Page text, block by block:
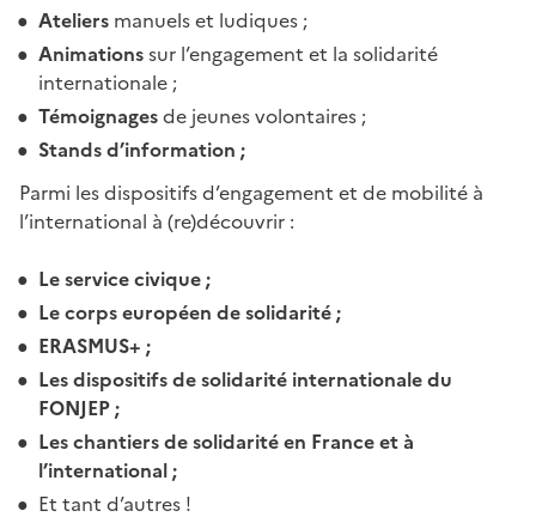
Ateliers manuels et ludiques ;
Animationssur l’engagement et la solidarité
internationale ;
Témoignagesde jeunes volontaires ;
Stands d’information ;
Parmi les dispositifs d’engagement et de mobilité à
l’international à (re)découvrir :
Le service civique ;
Le corps européen de solidarité ;
ERASMUS+ ;
Les dispositifs de solidarité internationale du
FONJEP ;
Les chantiers de solidarité en France et à
l’international ;
Et tant d’autres !